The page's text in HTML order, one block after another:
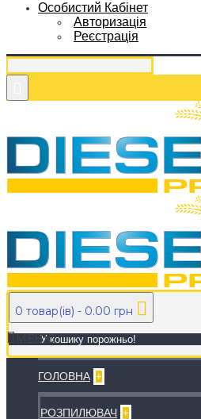
Особистий Кабінет
Авторизація
Реєстрація
0 товар(ів) - 0.00 грн
У кошику порожньо!
МЕНЮ
ГОЛОВНА +
РОЗПИЛЮВАЧ +